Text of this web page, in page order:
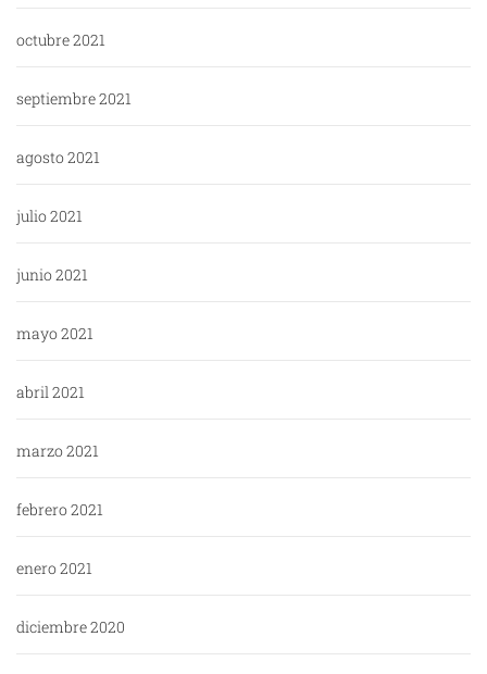
octubre 2021
septiembre 2021
agosto 2021
julio 2021
junio 2021
mayo 2021
abril 2021
marzo 2021
febrero 2021
enero 2021
diciembre 2020